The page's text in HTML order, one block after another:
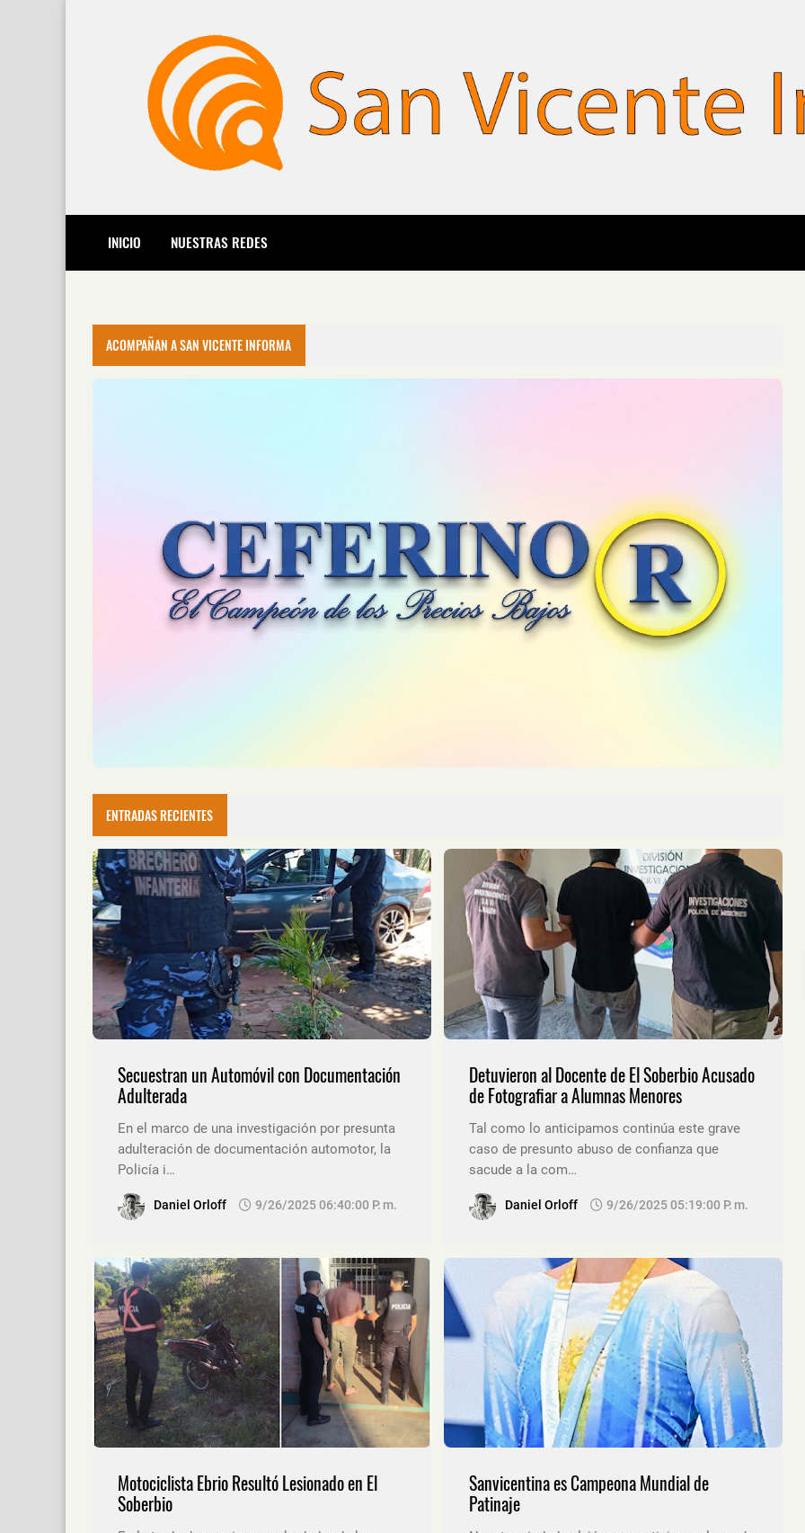
INICIO NUESTRAS REDES
ACOMPAÑAN A SAN VICENTE INFORMA
ENTRADAS RECIENTES
Secuestran un Automóvil con Documentación
Adulterada
En el marco de una investigación por presunta
adulteración de documentación automotor, la
Policía i…
Daniel Orloff 9/26/2025 06:40:00 P. M.
Detuvieron al Docente de El Soberbio Acusado
de Fotografiar a Alumnas Menores
Tal como lo anticipamos continúa este grave
caso de presunto abuso de confianza que
sacude a la com…
Daniel Orloff 9/26/2025 05:19:00 P. M.
Motociclista Ebrio Resultó Lesionado en El
Soberbio
Sanvicentina es Campeona Mundial de
Patinaje